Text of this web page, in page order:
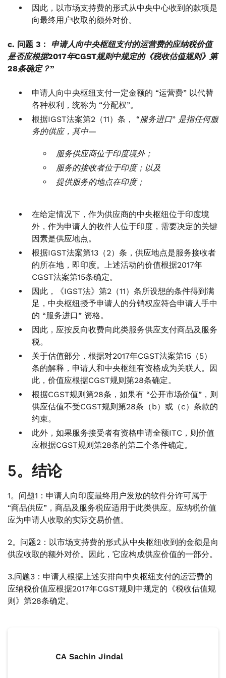
因此，以市场支持费的形式从中央中心收到的款项是
向最终用户收取的额外对价。
c. 问题 3： 申请人向中央枢纽支付的运营费的应纳税价值
是否应根据2017年CGST规则中规定的《税收估值规则》第
28条确定？”
申请人向中央枢纽支付一定金额的 “运营费” 以代替
各种权利，统称为 “分配权”。
根据IGST法案第2（11）条， “服务进口” 是指任何服
务的供应，其中—
服务供应商位于印度境外；
服务的接收者位于印度；以及
提供服务的地点在印度；
在给定情况下，作为供应商的中央枢纽位于印度境
外，作为申请人的收件人位于印度，需要决定的关键
因素是供应地点。
根据IGST法案第13（2）条，供应地点是服务接收者
的所在地，即印度。上述活动的价值根据2017年
CGST法案第15条确定。
因此，《IGST法》第2（11）条所设想的条件得到满
足，中央枢纽授予申请人的分销权应符合申请人手中
的 “服务进口” 资格。
因此，应按反向收费向此类服务供应支付商品及服务
税。
关于估值部分，根据对2017年CGST法案第15（5）
条的解释，申请人和中央枢纽有资格成为关联人。因
此，价值应根据CGST规则第28条确定。
根据CGST规则第28条，如果有 “公开市场价值”，则
供应估值不受CGST规则第28条（b）或（c）条款的
约束。
此外，如果服务接受者有资格申请全额ITC，则价值
应根据CGST规则第28条的第二个条件确定。
5。结论
1。问题1：申请人向印度最终用户发放的软件分许可属于
“商品供应”，商品及服务税应适用于此类供应。应纳税价值
应为申请人收取的实际交易价值。
2。问题2：以市场支持费的形式从中央枢纽收到的金额是向
供应收取的额外对价。因此，它应构成供应价值的一部分。
3.问题3：申请人根据上述安排向中央枢纽支付的运营费的
应纳税价值应根据2017年CGST规则中规定的《税收估值规
则》第28条确定。
CA Sachin Jindal